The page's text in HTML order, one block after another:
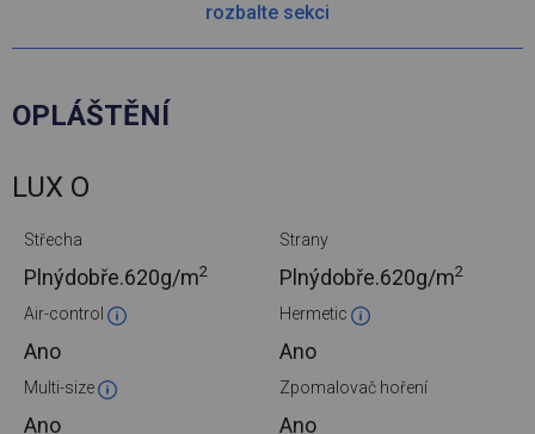
rozbalte sekci
OPLÁŠTĚNÍ
LUX O
Střecha
Plnýdobře.620g/m2
Strany
Plnýdobře.620g/m2
Air-control
Ano
Hermetic
Ano
Multi-size
Ano
Zpomalovač hoření
Ano